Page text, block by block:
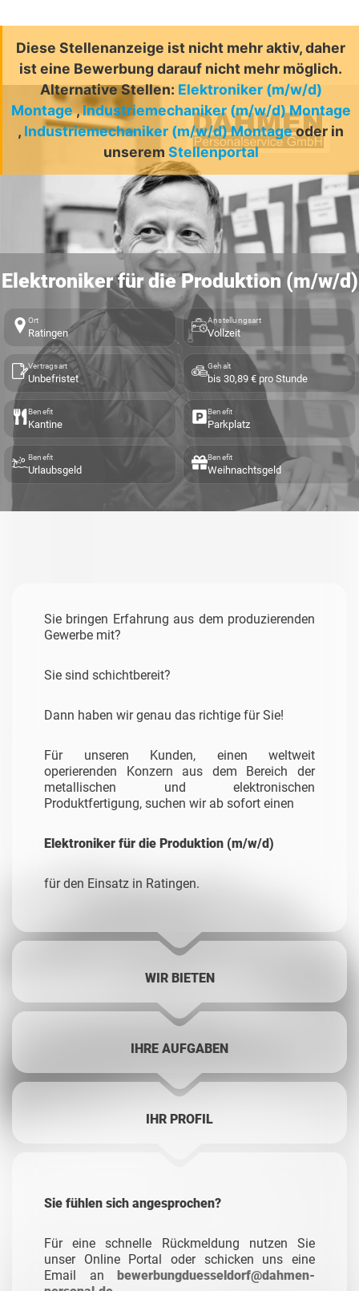
Diese Stellenanzeige ist nicht mehr aktiv, daher
ist eine Bewerbung darauf nicht mehr möglich.
Alternative Stellen: Elektroniker (m/w/d)
Montage,Industriemechaniker (m/w/d) Montage
, Industriemechaniker (m/w/d) Montageoder in
unserem Stellenportal
Elektroniker für die Produktion (m/w/d)
Ort
Ratingen
Anstellungsart
Vollzeit
Vertragsart
Unbefristet
Gehalt
bis 30,89 € pro Stunde
Benefit
Kantine
Benefit
Parkplatz
Benefit
Urlaubsgeld
Benefit
Weihnachtsgeld
Sie bringen Erfahrung aus dem produzierenden
Gewerbe mit?
Sie sind schichtbereit?
Dann haben wir genau das richtige für Sie!
Für unseren Kunden, einen weltweit
operierenden Konzern aus dem Bereich der
metallischen und elektronischen
Produktfertigung, suchen wir ab sofort einen
Elektroniker für die Produktion (m/w/d)
für den Einsatz in Ratingen.
WIR BIETEN
IHRE AUFGABEN
IHR PROFIL
Sie fühlen sich angesprochen?
Für eine schnelle Rückmeldung nutzen Sie
unser Online Portal oder schicken uns eine
Email an bewerbungduesseldorf@dahmen-